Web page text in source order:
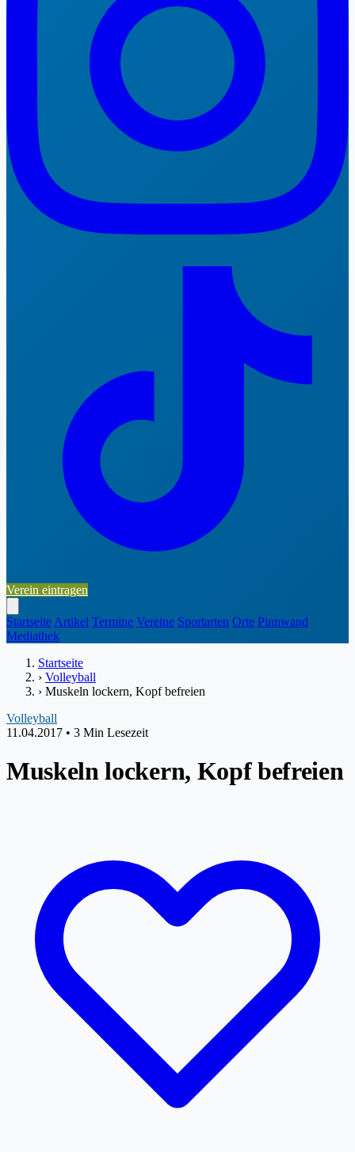
Verein eintragen
Startseite Artikel Termine Vereine Sportarten Orte Pinnwand
Mediathek
Startseite
› Volleyball
› Muskeln lockern, Kopf befreien
Volleyball
11.04.2017 • 3 Min Lesezeit
Muskeln lockern, Kopf befreien